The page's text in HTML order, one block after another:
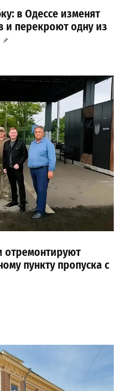
в Одессе изменят
и перекроют одну из
отремонтируют
пункту пропуска с